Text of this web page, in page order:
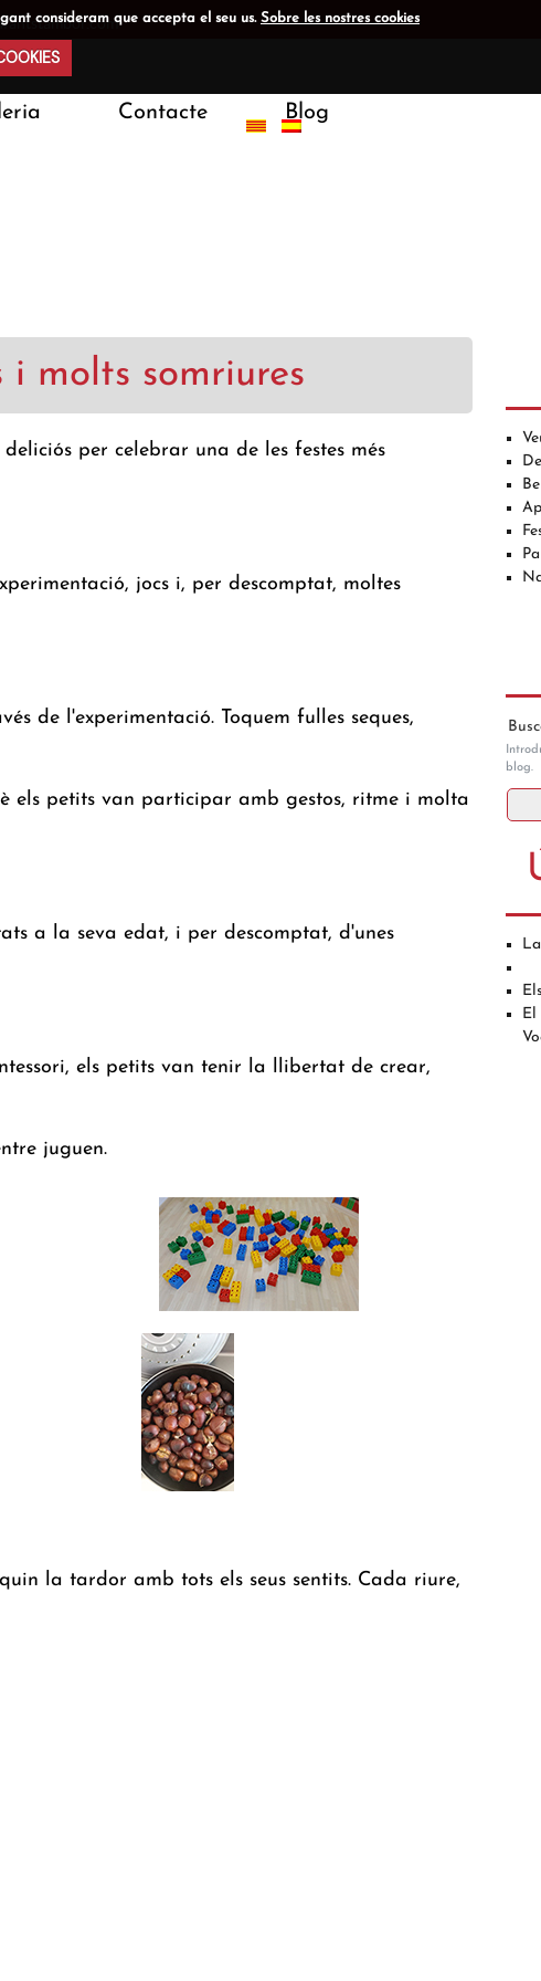
consideram que accepta el seu us. Sobre les nostres cookies
Contacte Blog
molts somriures
per celebrar una de les festes més
jocs i, per descomptat, moltes
de l'experimentació. Toquem fulles seques,
els petits van participar amb gestos, ritme i molta
a la seva edat, i per descomptat, d'unes
, els petits van tenir la llibertat de crear,
juguen.
la tardor amb tots els seus sentits. Cada riure,
blog.
El